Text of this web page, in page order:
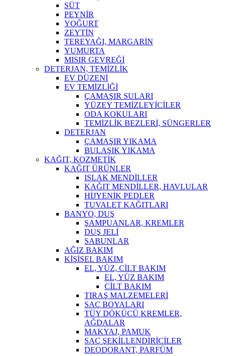
SÜT
PEYNİR
YOĞURT
ZEYTİN
TEREYAĞI, MARGARİN
YUMURTA
MISIR GEVREĞİ
DETERJAN, TEMİZLİK
EV DÜZENİ
EV TEMİZLİĞİ
ÇAMAŞIR SULARI
YÜZEY TEMİZLEYİCİLER
ODA KOKULARI
TEMİZLİK BEZLERİ, SÜNGERLER
DETERJAN
ÇAMAŞIR YIKAMA
BULAŞIK YIKAMA
KAĞIT, KOZMETİK
KAĞIT ÜRÜNLER
ISLAK MENDİLLER
KAĞIT MENDİLLER, HAVLULAR
HİJYENİK PEDLER
TUVALET KAĞITLARI
BANYO, DUŞ
ŞAMPUANLAR, KREMLER
DUŞ JELİ
SABUNLAR
AĞIZ BAKIM
KİŞİSEL BAKIM
EL, YÜZ, CİLT BAKIM
EL, YÜZ BAKIM
CİLT BAKIM
TIRAŞ MALZEMELERİ
SAÇ BOYALARI
TÜY DÖKÜCÜ KREMLER,
AĞDALAR
MAKYAJ, PAMUK
SAÇ ŞEKİLLENDİRİCİLER
DEODORANT, PARFÜM